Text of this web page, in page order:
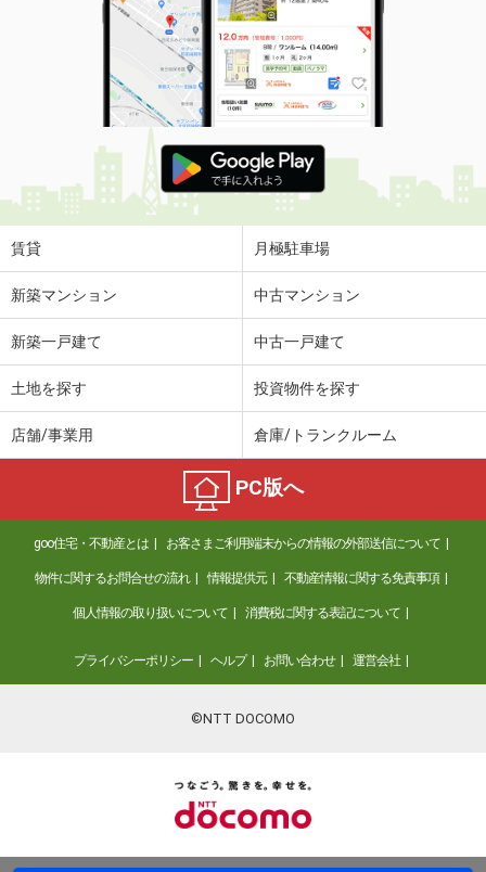
賃貸 月極駐車場
新築マンション 中古マンション
新築一戸建て 中古一戸建て
土地を探す 投資物件を探す
店舗/事業用 倉庫/トランクルーム
PC版へ
goo住宅・不動産とは お客さまご利用端末からの情報の外部送信について
物件に関するお問合せの流れ 情報提供元 不動産情報に関する免責事項
個人情報の取り扱いについて 消費税に関する表記について
プライバシーポリシー ヘルプ お問い合わせ 運営会社
©NTT DOCOMO